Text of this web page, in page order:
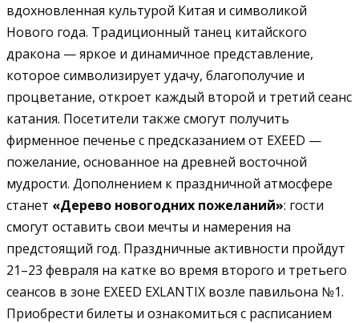
вдохновленная культурой Китая и символикой
Нового года. Традиционный танец китайского
дракона — яркое и динамичное представление,
которое символизирует удачу, благополучие и
процветание, откроет каждый второй и третий сеанс
катания. Посетители также смогут получить
фирменное печенье с предсказанием от EXEED —
пожелание, основанное на древней восточной
мудрости. Дополнением к праздничной атмосфере
станет «Дерево новогодних пожеланий»: гости
смогут оставить свои мечты и намерения на
предстоящий год. Праздничные активности пройдут
21–23 февраля на катке во время второго и третьего
сеансов в зоне EXEED EXLANTIX возле павильона №1.
Приобрести билеты и ознакомиться с расписанием